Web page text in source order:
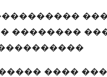
��������
����